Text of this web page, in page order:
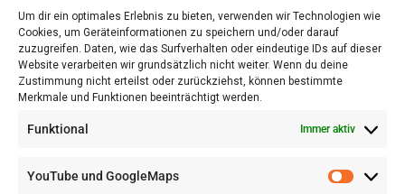
Um dir ein optimales Erlebnis zu bieten, verwenden wir Technologien wie
Cookies, um Geräteinformationen zu speichern und/oder darauf
zuzugreifen. Daten, wie das Surfverhalten oder eindeutige IDs auf dieser
Website verarbeiten wir grundsätzlich nicht weiter. Wenn du deine
Zustimmung nicht erteilst oder zurückziehst, können bestimmte
Merkmale und Funktionen beeinträchtigt werden.
Funktional Immer aktiv
YouTube und GoogleMaps
VERWALTUNG